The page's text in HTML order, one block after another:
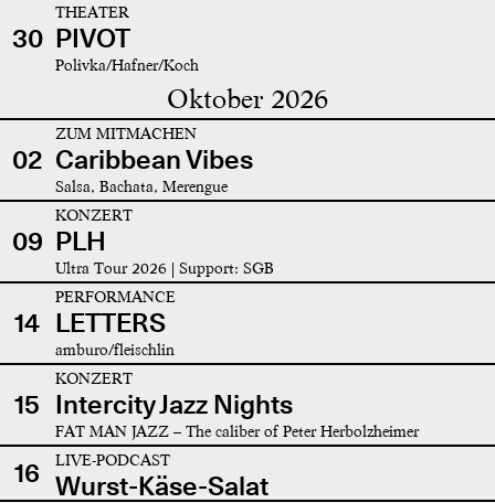
30
THEATER
PIVOT
Polivka/Hafner/Koch
Oktober 2026
02
ZUM MITMACHEN
Caribbean Vibes
Salsa, Bachata, Merengue
09
KONZERT
PLH
Ultra Tour 2026 | Support: SGB
14
PERFORMANCE
LETTERS
amburo/fleischlin
15
KONZERT
Intercity Jazz Nights
FAT MAN JAZZ – The caliber of Peter Herbolzheimer
16 LIVE-PODCAST
Wurst-Käse-Salat